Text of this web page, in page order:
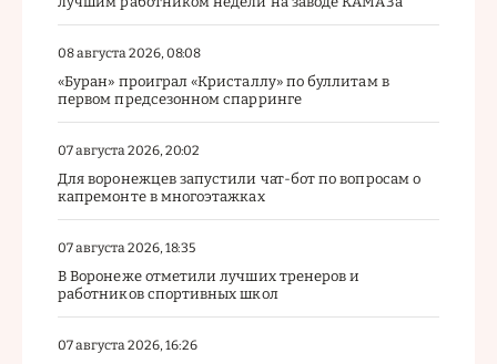
08 августа 2026, 08:08
«Буран» проиграл «Кристаллу» по буллитам в
первом предсезонном спарринге
07 августа 2026, 20:02
Для воронежцев запустили чат-бот по вопросам о
капремонте в многоэтажках
07 августа 2026, 18:35
В Воронеже отметили лучших тренеров и
работников спортивных школ
07 августа 2026, 16:26